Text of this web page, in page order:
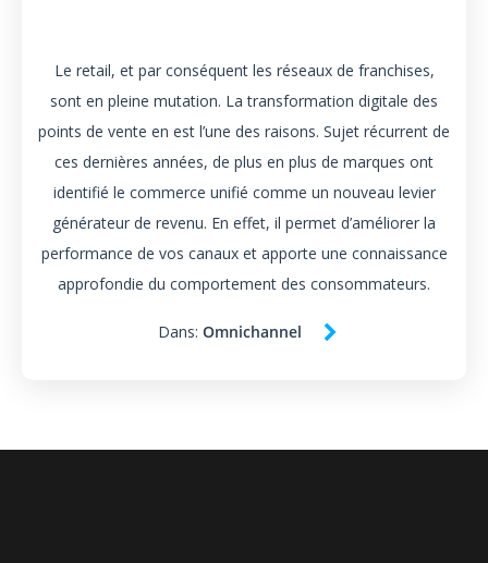
Le retail, et par conséquent les réseaux de franchises,
sont en pleine mutation. La transformation digitale des
points de vente en est l’une des raisons. Sujet récurrent de
ces dernières années, de plus en plus de marques ont
identifié le commerce unifié comme un nouveau levier
générateur de revenu. En effet, il permet d’améliorer la
performance de vos canaux et apporte une connaissance
approfondie du comportement des consommateurs.
Dans: Omnichannel